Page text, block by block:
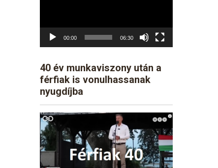
00:00 06:30
40 év munkaviszony után a
férfiak is vonulhassanak
nyugdíjba